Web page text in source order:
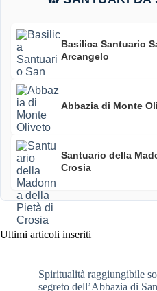
Basilica Santuario
Arcangelo
Abbazia di Monte
Santuario della
Crosia
Ultimi articoli inseriti
Spiritualità raggiungibile
segreto dell’Abbazia di